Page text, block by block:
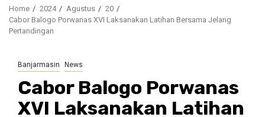
Home 2024 Agustus
20
Cabor Balogo Porwanas XVI Laksanakan Latihan Bersama Jelang
Pertandingan
Banjarmasin News
Cabor Balogo Porwanas
XVI Laksanakan Latihan